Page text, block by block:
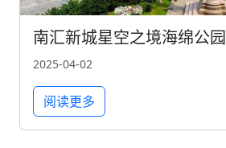
南汇新城星空之境海绵公园
2025-04-02
阅读更多